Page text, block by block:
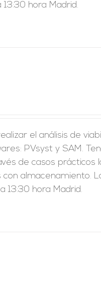
hora Madrid.
el análisis de
PVsyst y SAM.
de casos prácticos
almacenamiento.
13:30 hora Madrid.